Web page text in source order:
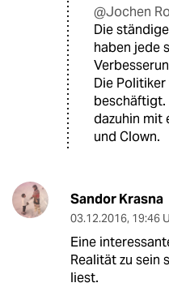
@Jochen
Die
haben jede
Die
beschäftigt.
dazuhin mit
und Clown.
Sandor Krasna
03.12.2016, 19:46
Eine
Realität zu sein
liest.